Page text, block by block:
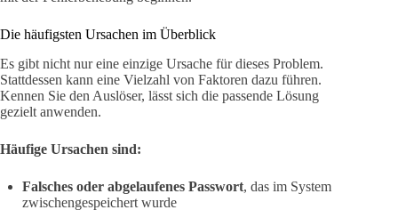
Die häufigsten Ursachen im Überblick
Es gibt nicht nur eine einzige Ursache für dieses Problem.
Stattdessen kann eine Vielzahl von Faktoren dazu führen.
Kennen Sie den Auslöser, lässt sich die passende Lösung
gezielt anwenden.
Häufige Ursachen sind:
Falsches oder abgelaufenes Passwort, das im System
zwischengespeichert wurde